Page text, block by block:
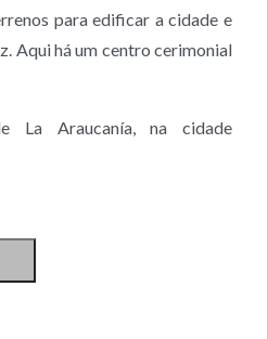
para edificar a cidade e
Aqui há um centro cerimonial
La Araucanía, na cidade